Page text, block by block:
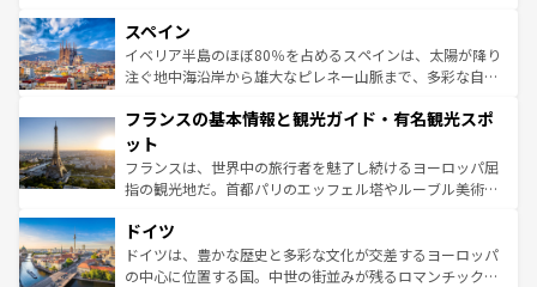
ろん、トスカーナの美しい田園風景やアマルフィ海岸の絶
景など、自然景観も見逃せない。観光の合間には、本場の
ピザやパスタなど、絶品のイタリア料理を堪能することも
ませてくれるイタリアで、忘れられない旅をしてみよう！
なお、新着のイタリア情報は
しい。
スペイン
イベリア半島のほぼ80％を占めるスペインは、太陽が降り
注ぐ地中海沿岸から雄大なピレネー山脈まで、多彩な自然
文化が根付くこの国では、情熱的なフラメンコ、熱気あふ
れる闘牛、そして美味しいタパスが生活の一部となってい
る。首都マドリードの洗練された雰囲気や、バルセロナの
アートに溢れた街角から、地方では古代ローマ遺跡や中世
せる。地方によって風土や気候が異なるスペインはその個
性で訪れる人を魅了する。 なお、新着のスペイン情報は コ
ンテンツ一覧を参照してほしい。
フランスの基本情報と観光ガイド・有名観光スポ
ット
フランスは、世界中の旅行者を魅了し続けるヨーロッパ屈
指の観光地だ。首都パリのエッフェル塔やルーブル美術館
で、幅広い魅力が詰まっている。華麗な宮殿、歴史的な大
聖堂、美しいビーチ、そして豊かな自然が、訪れる者を心
から魅了する。また、フランスは美食の国としても知ら
ドイツ
ドイツは、豊かな歴史と多彩な文化が交差するヨーロッパ
の中心に位置する国。中世の街並みが残るロマンチック街